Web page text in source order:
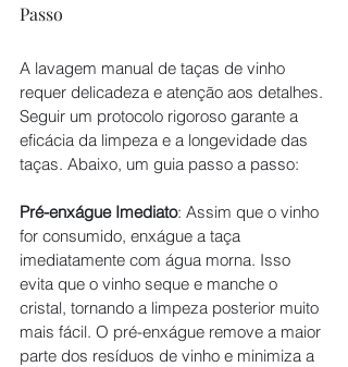
Passo
A lavagem manual de taças de vinho
requer delicadeza e atenção aos detalhes.
Seguir um protocolo rigoroso garante a
eficácia da limpeza e a longevidade das
taças. Abaixo, um guia passo a passo:
Pré-enxágue Imediato: Assim que o vinho
for consumido, enxágue a taça
imediatamente com água morna. Isso
evita que o vinho seque e manche o
cristal, tornando a limpeza posterior muito
mais fácil. O pré-enxágue remove a maior
parte dos resíduos de vinho e minimiza a